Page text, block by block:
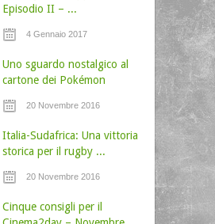
Episodio II – ...
4 Gennaio 2017
Uno sguardo nostalgico al
cartone dei Pokémon
20 Novembre 2016
Italia-Sudafrica: Una vittoria
storica per il rugby ...
20 Novembre 2016
Cinque consigli per il